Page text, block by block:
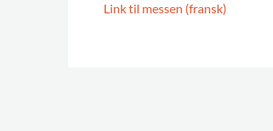
Link til messen (fransk)